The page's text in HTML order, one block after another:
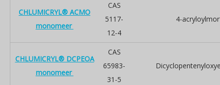
CHLUMICRYL® ACMO
monomeer
CAS
5117-
12-4
4-
CHLUMICRYL® DCPEOA
monomeer
CAS
65983-
31-5